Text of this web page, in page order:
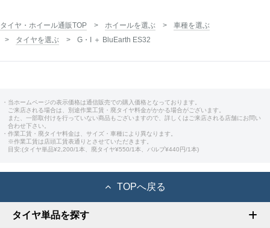
タイヤ・ホイール通販TOP ホイールを選ぶ
車種を選ぶ
タイヤを選ぶ
G・I ＋ BluEarth ES32
・当ホームページの表示価格は通信販売での購入価格となっております。
ご来店される場合は、別途作業工賃・廃タイヤ料金がかかる場合がございます。
また、一部取付けを行っていない商品もございますので、詳しくはご来店される店舗にお問い
合わせ下さい。
・作業工賃・廃タイヤ料金は、サイズ・車種により異なります。
※作業工賃は店頭工賃表通りとさせていただきます。
目安:(タイヤ単品¥2,200/1本、廃タイヤ¥550/1本、バルブ¥440円/1本)
TOPへ戻る
タイヤ単品を探す